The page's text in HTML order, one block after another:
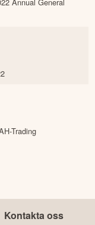
Trading
Kontakta oss